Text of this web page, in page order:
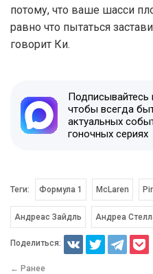
потому, что ваше шасси
равно что пытаться
говорит Ки.
Подписывайтесь
чтобы всегда
актуальных
гоночных сериях
Теги: Формула 1 McLaren
Андреас Зайдль Андреа
Поделиться:
← Ранее